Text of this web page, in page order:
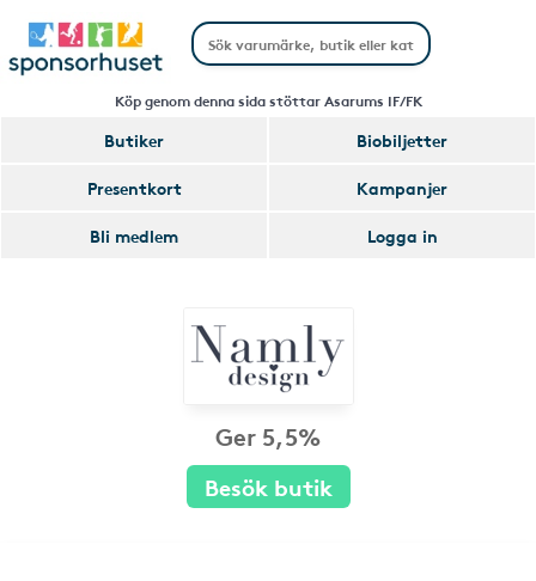
Köp genom denna sida stöttar Asarums IF/FK
Butiker
Biobiljetter
Presentkort
Kampanjer
Bli medlem
Logga in
Ger 5,5%
Besök butik